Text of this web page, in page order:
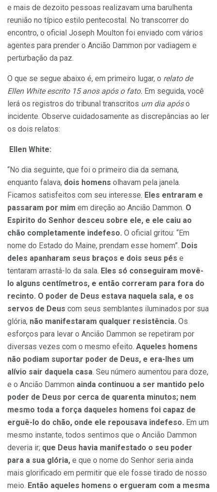
e mais de dezoito pessoas realizavam uma barulhenta
reunião no típico estilo pentecostal. No transcorrer do
encontro, o oficial Joseph Moulton foi enviado com vários
agentes para prender o Ancião Dammon por vadiagem e
perturbação da paz.
O que se segue abaixo é, em primeiro lugar, o relato de
Ellen White escrito 15 anos após o fato. Em seguida, você
lerá os registros do tribunal transcritos um dia apóso
incidente. Observe cuidadosamente as discrepâncias ao ler
os dois relatos:
Ellen White:
“No dia seguinte, que foi o primeiro dia da semana,
enquanto falava, dois homens olhavam pela janela.
Ficamos satisfeitos com seu interesse. Eles entraram e
passaram por mim em direção ao Ancião Dammon. O
Espirito do Senhor desceu sobre ele, e ele caiu ao
chão completamente indefeso. O oficial gritou: “Em
nome do Estado do Maine, prendam esse homem”. Dois
deles apanharam seus braços e dois seus pés e
tentaram arrastá-lo da sala. Eles só conseguiram movê-
lo alguns centímetros, e então correram para fora do
recinto. O poder de Deus estava naquela sala, e os
servos de Deus com seus semblantes iluminados por sua
glória, não manifestaram qualquer resistência. Os
esforços para levar o Ancião Dammon se repetiram por
diversas vezes com o mesmo efeito. Aqueles homens
não podiam suportar poder de Deus, e era-lhes um
alívio sair daquela casa. Seu número aumentou para doze,
e o Ancião Dammon ainda continuou a ser mantido pelo
poder de Deus por cerca de quarenta minutos; nem
mesmo toda a força daqueles homens foi capaz de
erguê-lo do chão, onde ele repousava indefeso. Em um
mesmo instante, todos sentimos que o Ancião Dammon
deveria ir; que Deus havia manifestado o seu poder
para a sua glória, e que o nome do Senhor seria ainda
mais glorificado em permitir que ele fosse tirado de nosso
meio. Então aqueles homens o ergueram com a mesma